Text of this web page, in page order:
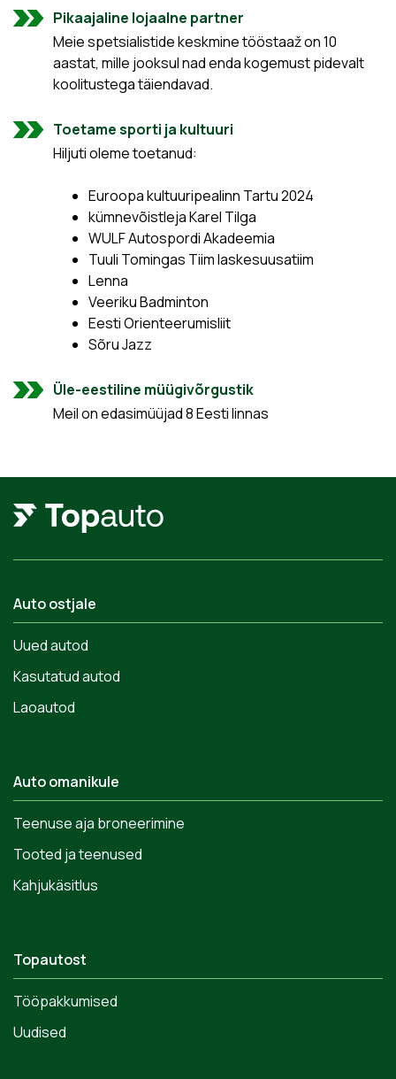
Pikaajaline lojaalne partner
Meie spetsialistide keskmine tööstaaž on 10
aastat, mille jooksul nad enda kogemust pidevalt
koolitustega täiendavad.
Toetame sporti ja kultuuri
Hiljuti oleme toetanud:
Euroopa kultuuripealinn Tartu 2024
kümnevõistleja Karel Tilga
WULF Autospordi Akadeemia
Tuuli Tomingas Tiim laskesuusatiim
Lenna
Veeriku Badminton
Eesti Orienteerumisliit
Sõru Jazz
Üle-eestiline müügivõrgustik
Meil on edasimüüjad 8 Eesti linnas
Auto ostjale
Uued autod
Kasutatud autod
Laoautod
Auto omanikule
Teenuse aja broneerimine
Tooted ja teenused
Kahjukäsitlus
Topautost
Tööpakkumised
Uudised